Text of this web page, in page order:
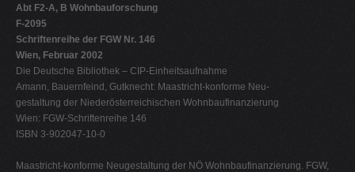
Y
0-9
Abt F2-A, B Wohnbauforschung
F-2095
Schriftenreihe der FGW Nr. 146
Wien, Februar 2002
Die Deutsche Bibliothek – CIP-Einheitsaufnahme
Amann, Bauernfeind, Gutknecht: Maastricht-konforme Neu-
gestaltung der Niederösterreichischen Wohnbaufinanzierung
Wien: FGW-Schriftenreihe 146
ISBN 3-902047-10-0
Maastricht-konforme Neugestaltung der NÖ Wohnbaufinanzierung. FGW,